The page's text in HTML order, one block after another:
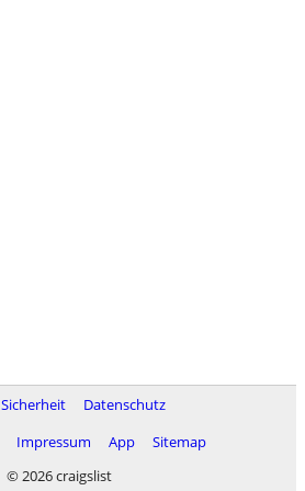
Sicherheit
Datenschutz
Impressum App
Sitemap
© 2026 craigslist